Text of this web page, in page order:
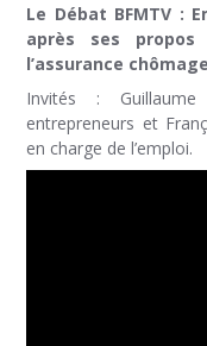
Le Débat BFMTV :
après ses
l’assurance
Invités :
entrepreneurs et
en charge de l’emploi.